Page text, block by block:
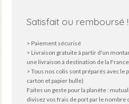
Satisfait ou remboursé !
> Paiement sécurisé
> Livraison gratuite à partir d'un
une livraison à destination de la
> Tous nos colis sont préparés avec le
carton et papier bulle)
Faites un geste pour la planète :
divisez vos frais de port par le nombre